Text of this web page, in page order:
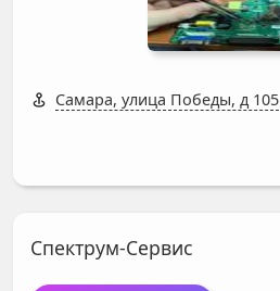
Самара, улица Победы, д 105
Спектрум-Сервис